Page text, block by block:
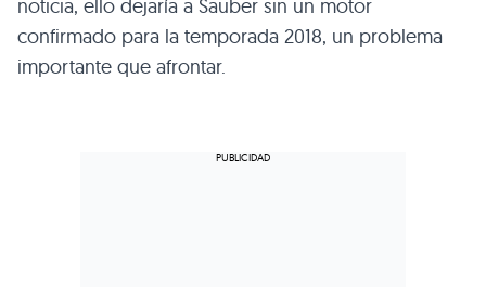
noticia, ello dejaría a Sauber sin un motor
confirmado para la temporada 2018, un problema
importante que afrontar.